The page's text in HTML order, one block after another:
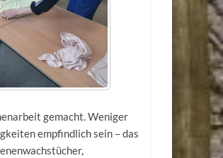
gemacht. Weniger
empfindlich sein – das